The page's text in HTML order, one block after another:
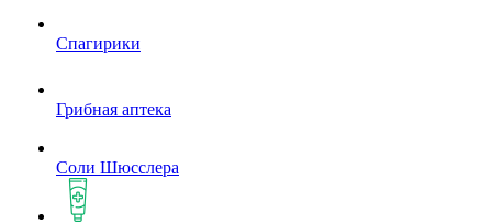
Спагирики
Грибная аптека
Соли Шюсслера